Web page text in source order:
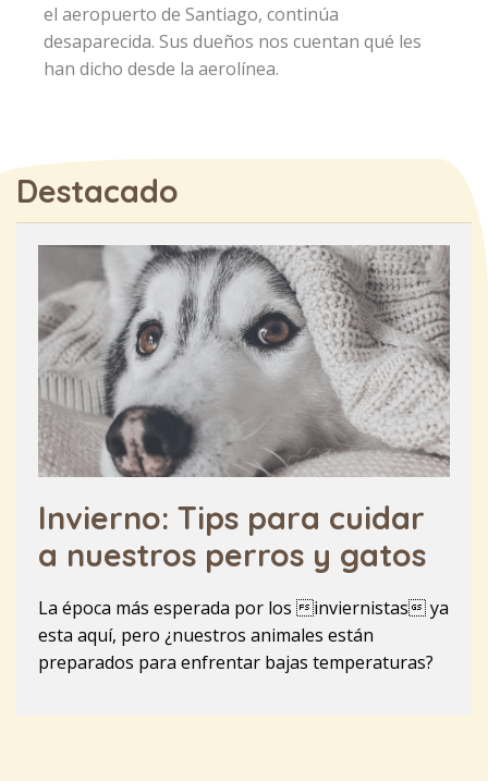
el aeropuerto de Santiago, continúa
desaparecida. Sus dueños nos cuentan qué les
han dicho desde la aerolínea.
Destacado
Invierno: Tips para cuidar
a nuestros perros y gatos
La época más esperada por los inviernistas ya
esta aquí, pero ¿nuestros animales están
preparados para enfrentar bajas temperaturas?